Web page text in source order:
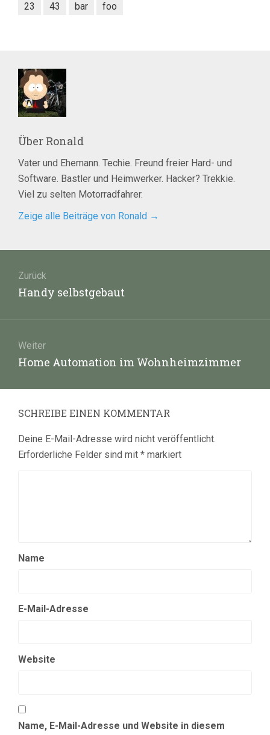
23 43 bar foo
Über Ronald
Vater und Ehemann. Techie. Freund freier Hard- und
Software. Bastler und Heimwerker. Hacker? Trekkie.
Viel zu selten Motorradfahrer.
Zeige alle Beiträge von Ronald →
Zurück
Vorheriger
Handy selbstgebaut
Weiter
Nächster
Home Automation im Wohnheimzimmer
SCHREIBE EINEN KOMMENTAR
Deine E-Mail-Adresse wird nicht veröffentlicht.
Erforderliche Felder sind mit * markiert
Name
E-Mail-Adresse
Website
Name, E-Mail-Adresse und Website in diesem